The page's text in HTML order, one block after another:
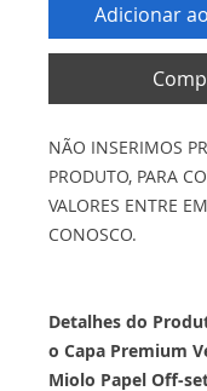
Adicionar
NÃO INSERIMOS
PRODUTO, PARA
VALORES ENTRE
CONOSCO.
Detalhes do
o Capa Premium
Miolo Papel Off-